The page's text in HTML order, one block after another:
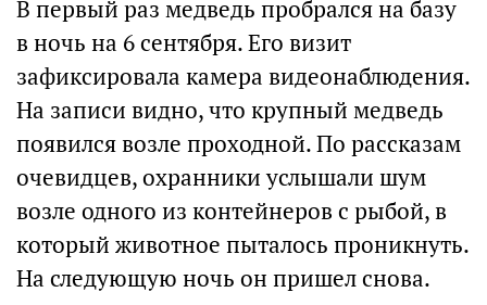
В первый раз медведь пробрался на базу
в ночь на 6 сентября. Его визит
зафиксировала камера видеонаблюдения.
На записи видно, что крупный медведь
появился возле проходной. По рассказам
очевидцев, охранники услышали шум
возле одного из контейнеров с рыбой, в
который животное пыталось проникнуть.
На следующую ночь он пришел снова.